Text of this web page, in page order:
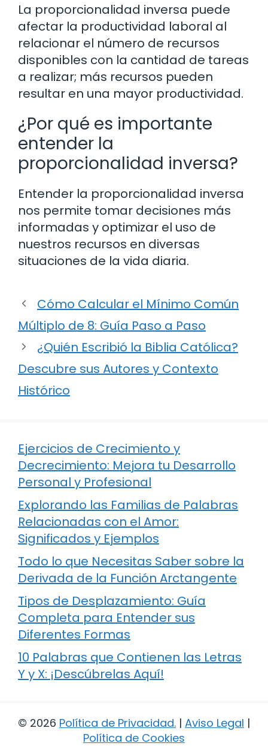
La proporcionalidad inversa puede
afectar la productividad laboral al
relacionar el número de recursos
disponibles con la cantidad de tareas
a realizar; más recursos pueden
resultar en una mayor productividad.
¿Por qué es importante
entender la
proporcionalidad inversa?
Entender la proporcionalidad inversa
nos permite tomar decisiones más
informadas y optimizar el uso de
nuestros recursos en diversas
situaciones de la vida diaria.
Cómo Calcular el Mínimo Común
Múltiplo de 8: Guía Paso a Paso
¿Quién Escribió la Biblia Católica?
Descubre sus Autores y Contexto
Histórico
Ejercicios de Crecimiento y
Decrecimiento: Mejora tu Desarrollo
Personal y Profesional
Explorando las Familias de Palabras
Relacionadas con el Amor:
Significados y Ejemplos
Todo lo que Necesitas Saber sobre la
Derivada de la Función Arctangente
Tipos de Desplazamiento: Guía
Completa para Entender sus
Diferentes Formas
10 Palabras que Contienen las Letras
Y y X: ¡Descúbrelas Aquí!
© 2026 Política de Privacidad. | Aviso Legal |
Política de Cookies